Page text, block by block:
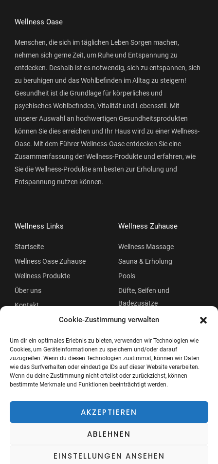
Cookie-Zustimmung verwalten
Um dir ein optimales Erlebnis zu bieten, verwenden wir Technologien wie
Cookies, um Geräteinformationen zu speichern und/oder darauf
zuzugreifen. Wenn du diesen Technologien zustimmst, können wir Daten
wie das Surfverhalten oder eindeutige IDs auf dieser Website verarbeiten.
Wenn du deine Zustimmung nicht erteilst oder zurückziehst, können
bestimmte Merkmale und Funktionen beeinträchtigt werden.
AKZEPTIEREN
ABLEHNEN
EINSTELLUNGEN ANSEHEN
Wellness Oase
Menschen, die sich im täglichen Leben Sorgen machen,
nehmen sich gerne Zeit, um Ruhe und Entspannung zu
entdecken. Deshalb ist es notwendig, sich zu entspannen, sich
zu beruhigen und das Wohlbefinden im Alltag zu steigern!
Gesundheit ist die Grundlage für körperliches und
psychisches Wohlbefinden, Vitalität und Lebensstil. Mit
unserer Auswahl an hochwertigen Gesundheitsprodukten
können Sie dies erreichen und Ihr Haus wird zu einer Wellness-
Oase. Mit dem Führer Wellness-Oase entdecken Sie eine
Zusammenfassung der Wellness-Produkte und erfahren, wie
Sie die Wellness-Produkte am besten zur Erholung und
Entspannung nutzen können.
Wellness Links
Startseite
Wellness Oase Zuhause
Wellness Produkte
Über uns
Kontakt
Wellness Zuhause
Wellness Massage
Sauna & Erholung
Pools
Düfte, Seifen und
Badezusätze
Beauty
Menü